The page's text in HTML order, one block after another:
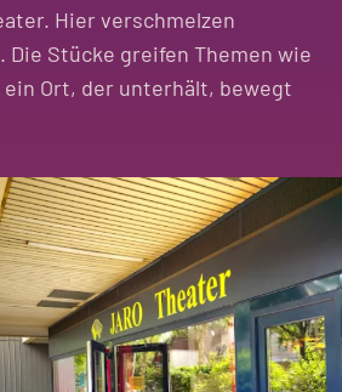
Hier verschmelzen
Die Stücke greifen Themen wie
Ort, der unterhält, bewegt